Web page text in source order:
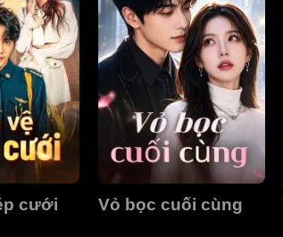
cưới Vỏ bọc cuối cùng